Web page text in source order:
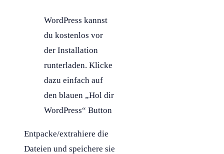
WordPress kannst
du kostenlos vor
der Installation
runterladen. Klicke
dazu einfach auf
den blauen „Hol dir
WordPress“ Button
Entpacke/extrahiere die
Dateien und speichere sie